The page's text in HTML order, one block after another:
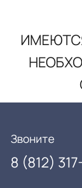
Звоните
8 (812)